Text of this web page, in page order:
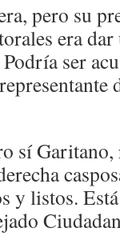
pero su
era
ser
sí
y listos.